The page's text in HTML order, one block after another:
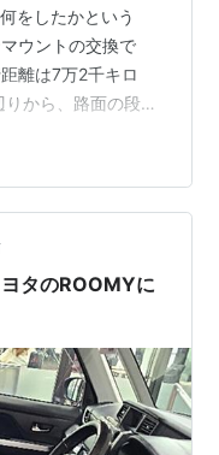
をしたかという
ウントの交換で
離は7万2千キロ
から、路面の段差
かし最近は右から
上げというより、
。 フロントからの
るのがスタビリン
因ではありません
タのROOMYに